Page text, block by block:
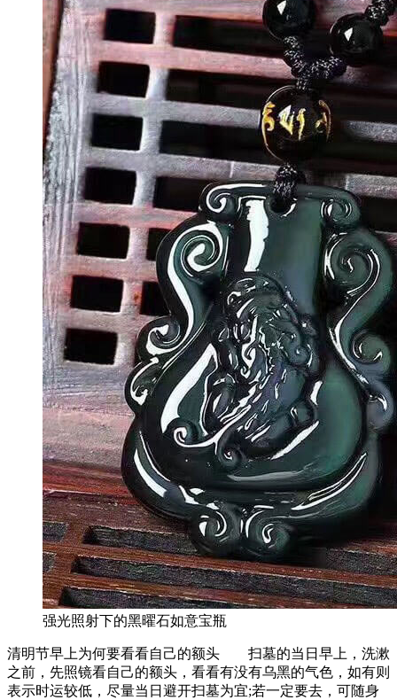
强光照射下的黑曜石如意宝瓶
清明节早上为何要看看自己的额头 扫墓的当日早上，洗漱
之前，先照镜看自己的额头，看看有没有乌黑的气色，如有则
表示时运较低，尽量当日避开扫墓为宜;若一定要去，可随身